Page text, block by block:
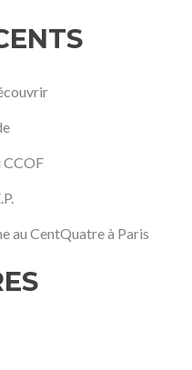
CCOF
au CentQuatre à Paris